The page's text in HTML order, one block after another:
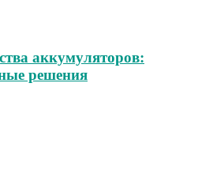
аккумуляторов:
решения